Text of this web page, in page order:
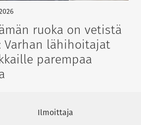
ruoka on vetistä
Varhan lähihoitajat
parempaa
Ilmoittaja